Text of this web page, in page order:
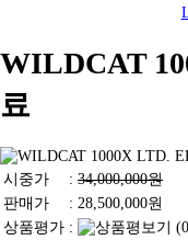
WILDCAT
료
시중가 : 34,000,000원
판매가
: 28,500,000원
상품평가 :